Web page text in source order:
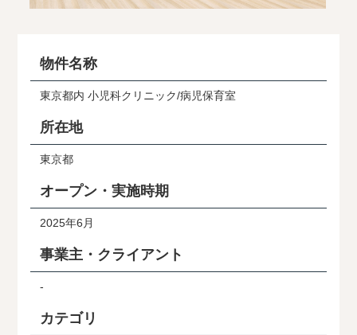
物件名称
東京都内 小児科クリニック/病児保育室
所在地
東京都
オープン・実施時期
2025年6月
事業主・クライアント
-
カテゴリ